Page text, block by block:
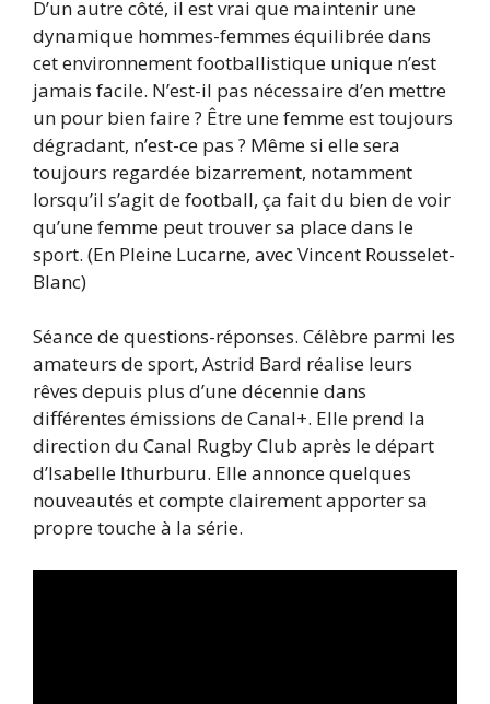
D’un autre côté, il est vrai que maintenir une
dynamique hommes-femmes équilibrée dans
cet environnement footballistique unique n’est
jamais facile. N’est-il pas nécessaire d’en mettre
un pour bien faire ? Être une femme est toujours
dégradant, n’est-ce pas ? Même si elle sera
toujours regardée bizarrement, notamment
lorsqu’il s’agit de football, ça fait du bien de voir
qu’une femme peut trouver sa place dans le
sport. (En Pleine Lucarne, avec Vincent Rousselet-
Blanc)
Séance de questions-réponses. Célèbre parmi les
amateurs de sport, Astrid Bard réalise leurs
rêves depuis plus d’une décennie dans
différentes émissions de Canal+. Elle prend la
direction du Canal Rugby Club après le départ
d’Isabelle Ithurburu. Elle annonce quelques
nouveautés et compte clairement apporter sa
propre touche à la série.